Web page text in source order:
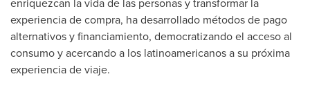
experiencia de compra, ha desarrollado métodos de pago
alternativos y financiamiento, democratizando el acceso al
consumo y acercando a los latinoamericanos a su próxima
experiencia de viaje.